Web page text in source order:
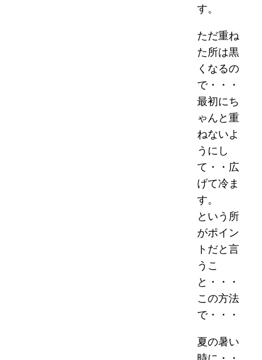
す。
ただ重ね
た所は黒
くなるの
で・・・
最初にち
ゃんと重
ねないよ
うにし
て・・広
げて冷ま
す。
という所
がポイン
トだと言
うこ
と・・・
この方法
で・・・
夏の暑い